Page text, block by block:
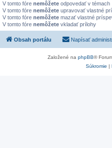
V tomto fóre nemôžete odpovedať v témach
V tomto fóre nemôžete upravovať vlastné
V tomto fóre nemôžete mazať vlastné
V tomto fóre nemôžete vkladať prílohy
Obsah portálu Napísať
Založené na phpBB®
Súkromie |